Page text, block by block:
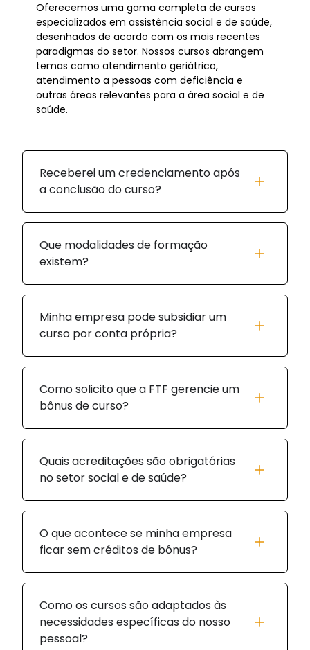
Oferecemos uma gama completa de cursos
especializados em assistência social e de saúde,
desenhados de acordo com os mais recentes
paradigmas do setor. Nossos cursos abrangem
temas como atendimento geriátrico,
atendimento a pessoas com deficiência e
outras áreas relevantes para a área social e de
saúde.
Receberei um credenciamento após
a conclusão do curso?
Que modalidades de formação
existem?
Minha empresa pode subsidiar um
curso por conta própria?
Como solicito que a FTF gerencie um
bônus de curso?
Quais acreditações são obrigatórias
no setor social e de saúde?
O que acontece se minha empresa
ficar sem créditos de bônus?
Como os cursos são adaptados às
necessidades específicas do nosso
pessoal?